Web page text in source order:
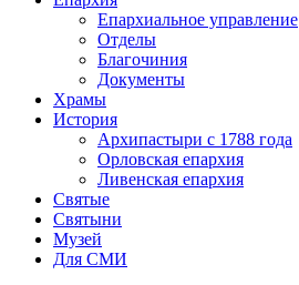
Епархиальное управление
Отделы
Благочиния
Документы
Храмы
История
Архипастыри с 1788 года
Орловская епархия
Ливенская епархия
Святые
Святыни
Музей
Для СМИ